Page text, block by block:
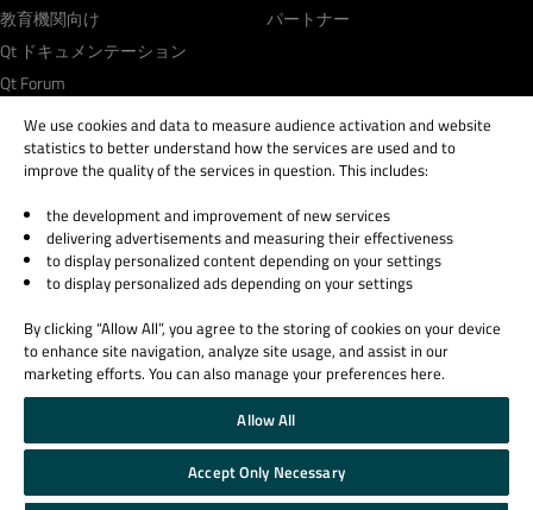
教育機関向け
Qt ドキュメンテーション
Qt Forum
パートナー
© 2026 The Qt Company
Legal Notice
Privacy and Cookie Policy
Trust Center
Cookie Settings
Email Preferences
Qt Group includes The Qt Company Oy and its global subsidiaries and affiliates.
We use cookies and data to measure audience activation and website
statistics to better understand how the services are used and to
improve the quality of the services in question. This includes:
the development and improvement of new services
delivering advertisements and measuring their effectiveness
to display personalized content depending on your settings
to display personalized ads depending on your settings
By clicking “Allow All”, you agree to the storing of cookies on your device
to enhance site navigation, analyze site usage, and assist in our
marketing efforts. You can also manage your preferences here.
Allow All
Accept Only Necessary